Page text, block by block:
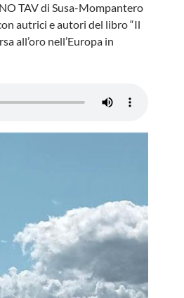
TAV di Susa-Mompantero
autrici e autori del libro “Il
all’oro nell’Europa in